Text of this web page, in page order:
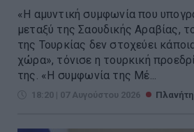
«Η αμυντική συμφωνία που
μεταξύ της Σαουδικής Αραβίας,
της Τουρκίας δεν στοχεύει
χώρα», τόνισε η τουρκική
της. «Η συμφωνία της Μέ...
18:20 | 07 Αυγούστου 2026